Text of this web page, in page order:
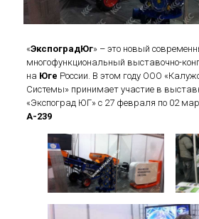
«ЭкспоградЮг» – это новый
многофункциональный выставочно-
на Юге России. В этом году ООО
Системы» принимает участие в
«Экспоград ЮГ» с 27 февраля по 02
А-239